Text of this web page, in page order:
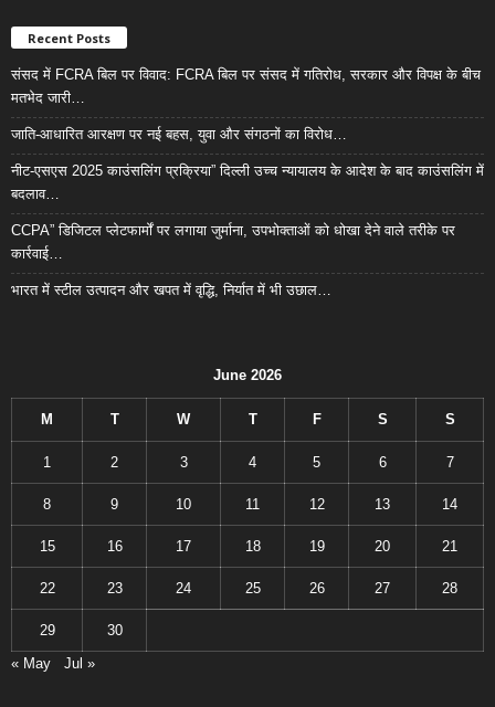
Recent Posts
संसद में FCRA बिल पर विवाद: FCRA बिल पर संसद में गतिरोध, सरकार और विपक्ष के बीच
मतभेद जारी…
जाति-आधारित आरक्षण पर नई बहस, युवा और संगठनों का विरोध…
नीट-एसएस 2025 काउंसलिंग प्रक्रिया” दिल्ली उच्च न्यायालय के आदेश के बाद काउंसलिंग में
बदलाव…
CCPA” डिजिटल प्लेटफार्मों पर लगाया जुर्माना, उपभोक्ताओं को धोखा देने वाले तरीके पर
कार्रवाई…
भारत में स्टील उत्पादन और खपत में वृद्धि, निर्यात में भी उछाल…
June 2026
M T W T F S S
1 2 3 4 5 6 7
8 9 10 11 12 13 14
15 16 17 18 19 20 21
22 23 24 25 26 27 28
29
30
« May
Jul »